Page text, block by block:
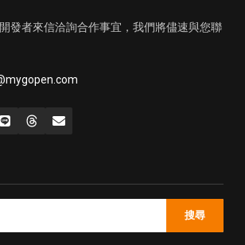
發者來信洽詢合作事宜，我們將儘速與您聯
搜尋